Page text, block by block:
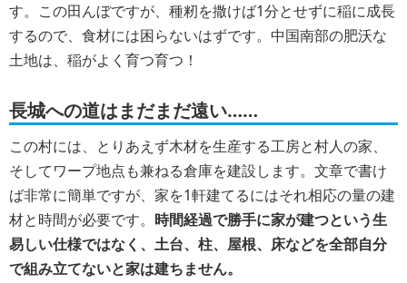
す。この田んぼですが、種籾を撒けば1分とせずに稲に成長
するので、食材には困らないはずです。中国南部の肥沃な
土地は、稲がよく育つ育つ！
長城への道はまだまだ遠い……
この村には、とりあえず木材を生産する工房と村人の家、
そしてワープ地点も兼ねる倉庫を建設します。文章で書け
ば非常に簡単ですが、家を1軒建てるにはそれ相応の量の建
材と時間が必要です。 時間経過で勝手に家が建つという生
易しい仕様ではなく、土台、柱、屋根、床などを全部自分
で組み立てないと家は建ちません。